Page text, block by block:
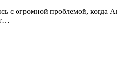
с огромной проблемой, когда